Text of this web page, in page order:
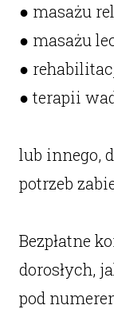
● masażu
● masażu
●
● terapii
lub innego,
potrzeb
Bezpłatne
dorosłych,
pod